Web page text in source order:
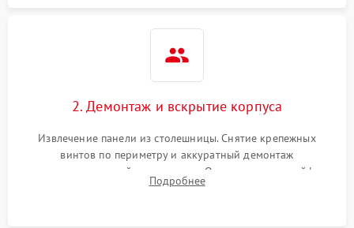
2. Демонтаж и вскрытие корпуса
Извлечение панели из столешницы. Снятие крепежных
винтов по периметру и аккуратный демонтаж
стеклокерамической поверхности. Отсоединение шлейфов
сенсорного блока для доступа к силовым платам, катушкам
Подробнее